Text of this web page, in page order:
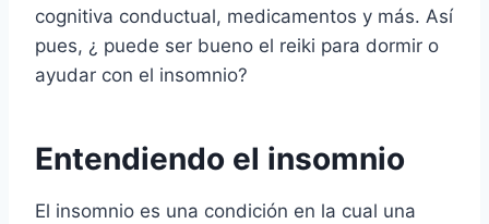
cognitiva conductual, medicamentos y más. Así
pues, ¿ puede ser bueno el reiki para dormir o
ayudar con el insomnio?
Entendiendo el insomnio
El insomnio es una condición en la cual una